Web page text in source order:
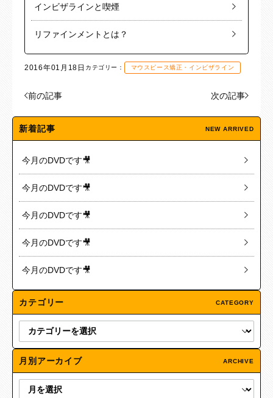
インビザラインと喫煙
リファインメントとは？
2016年01月18日 カテゴリー： マウスピース矯正・インビザライン
前の記事 次の記事
新着記事 NEW ARRIVED
今月のDVDです🎥
今月のDVDです🎥
今月のDVDです🎥
今月のDVDです🎥
今月のDVDです🎥
カテゴリー CATEGORY
月別アーカイブ ARCHIVE